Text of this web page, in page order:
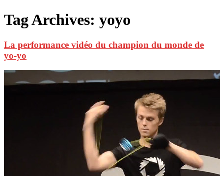
Tag Archives: yoyo
La performance vidéo du champion du monde de
yo-yo